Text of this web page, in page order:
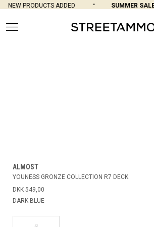
NEW PRODUCTS ADDED SUMMER SALE
ALMOST
YOUNESS GRONZE COLLECTION R7 DECK
DKK 549,00
DARK BLUE